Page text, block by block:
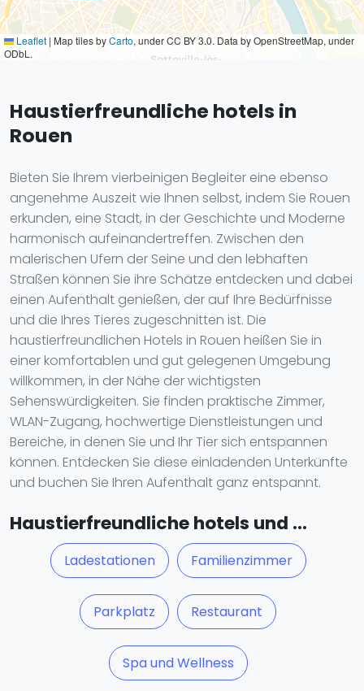
Leaflet | Map tiles byCarto, under CC BY 3.0. Data by OpenStreetMap, under
ODbL.
Haustierfreundliche hotels in
Rouen
Bieten Sie Ihrem vierbeinigen Begleiter eine ebenso
angenehme Auszeit wie Ihnen selbst, indem Sie Rouen
erkunden, eine Stadt, in der Geschichte und Moderne
harmonisch aufeinandertreffen. Zwischen den
malerischen Ufern der Seine und den lebhaften
Straßen können Sie ihre Schätze entdecken und dabei
einen Aufenthalt genießen, der auf Ihre Bedürfnisse
und die Ihres Tieres zugeschnitten ist. Die
haustierfreundlichen Hotels in Rouen heißen Sie in
einer komfortablen und gut gelegenen Umgebung
willkommen, in der Nähe der wichtigsten
Sehenswürdigkeiten. Sie finden praktische Zimmer,
WLAN-Zugang, hochwertige Dienstleistungen und
Bereiche, in denen Sie und Ihr Tier sich entspannen
können. Entdecken Sie diese einladenden Unterkünfte
und buchen Sie Ihren Aufenthalt ganz entspannt.
Haustierfreundliche hotels und ...
Ladestationen Familienzimmer
Parkplatz Restaurant
Spa und Wellness